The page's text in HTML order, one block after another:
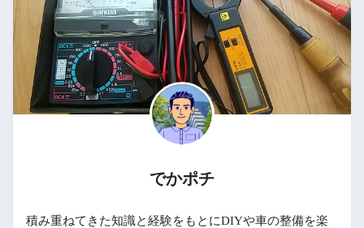
でかポチ
積み重ねてきた知識と経験をもとにDIYや車の整備を楽